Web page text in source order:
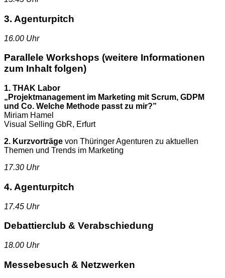
3. Agenturpitch
16.00 Uhr
Parallele Workshops (weitere Informationen
zum Inhalt folgen)
1. THAK Labor
„Projektmanagement im Marketing mit Scrum, GDPM
und Co. Welche Methode passt zu mir?”
Miriam Hamel
Visual Selling GbR, Erfurt
2. Kurzvorträge von Thüringer Agenturen zu aktuellen
Themen und Trends im Marketing
17.30 Uhr
4. Agenturpitch
17.45 Uhr
Debattierclub & Verabschiedung
18.00 Uhr
Messebesuch & Netzwerken